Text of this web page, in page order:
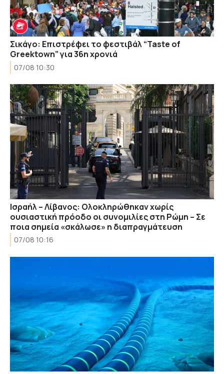
Σικάγο: Επιστρέφει το φεστιβάλ “Taste of
Greektown” για 36η χρονιά
07/08 10:30
Ισραήλ – Λίβανος: Ολοκληρώθηκαν χωρίς
ουσιαστική πρόοδο οι συνομιλίες στη Ρώμη – Σε
ποια σημεία «σκάλωσε» η διαπραγμάτευση
07/08 10:16